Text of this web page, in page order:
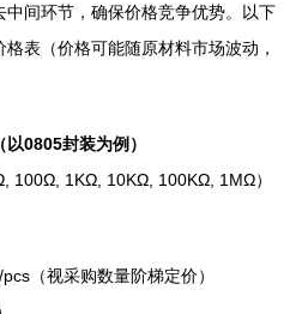
间环节，确保价格竞争优势。以下
表（价格可能随原材料市场波动，
0805封装为例）
100Ω, 1KΩ, 10KΩ, 100KΩ, 1MΩ）
（视采购数量阶梯定价）